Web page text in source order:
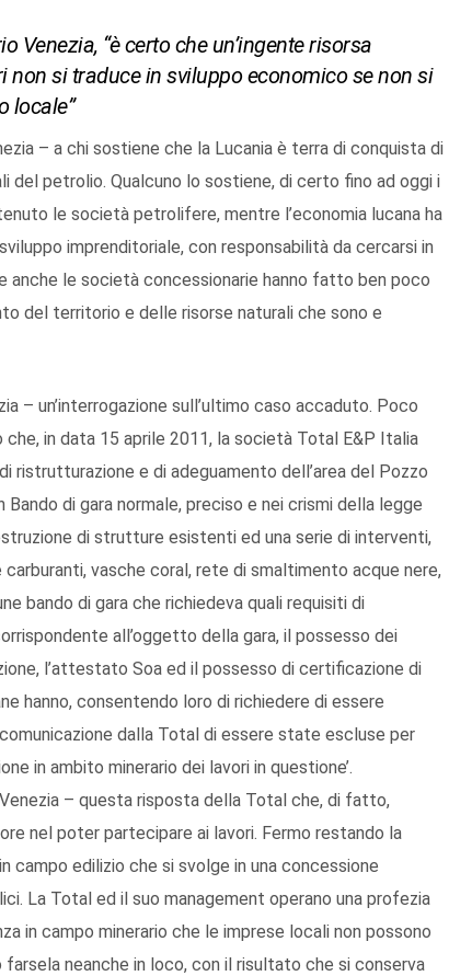
Venezia, “è certo che un’ingente risorsa
non si traduce in sviluppo economico se non si
locale”
– a chi sostiene che la Lucania è terra di conquista di
del petrolio. Qualcuno lo sostiene, di certo fino ad oggi i
le società petrolifere, mentre l’economia lucana ha
imprenditoriale, con responsabilità da cercarsi in
le società concessionarie hanno fatto ben poco
del territorio e delle risorse naturali che sono e
– un’interrogazione sull’ultimo caso accaduto. Poco
in data 15 aprile 2011, la società Total E&P Italia
ristrutturazione e di adeguamento dell’area del Pozzo
di gara normale, preciso e nei crismi della legge
di strutture esistenti ed una serie di interventi,
vasche coral, rete di smaltimento acque nere,
bando di gara che richiedeva quali requisiti di
all’oggetto della gara, il possesso dei
l’attestato Soa ed il possesso di certificazione di
hanno, consentendo loro di richiedere di essere
dalla Total di essere state escluse per
in ambito minerario dei lavori in questione’.
– questa risposta della Total che, di fatto,
nel poter partecipare ai lavori. Fermo restando la
edilizio che si svolge in una concessione
La Total ed il suo management operano una profezia
in campo minerario che le imprese locali non possono
neanche in loco, con il risultato che si conserva